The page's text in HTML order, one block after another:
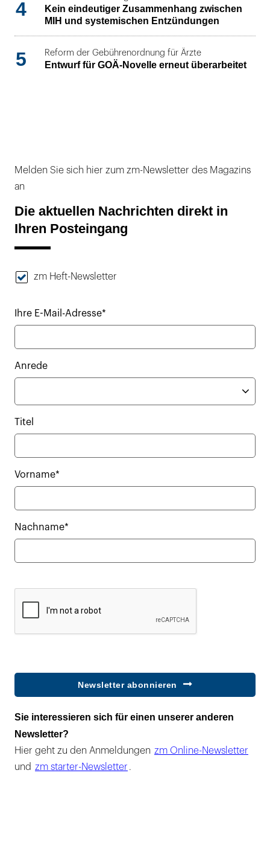
4
Kein eindeutiger Zusammenhang zwischen
MIH und systemischen Entzündungen
5 Reform der Gebührenordnung für Ärzte
Entwurf für GOÄ-Novelle erneut überarbeitet
Melden Sie sich hier zum zm-Newsletter des Magazins
an
Die aktuellen Nachrichten direkt in
Ihren Posteingang
zm Heft-Newsletter
Ihre E-Mail-Adresse*
Anrede
Titel
Vorname*
Nachname*
Newsletter abonnieren
Sie interessieren sich für einen unserer anderen
Newsletter?
Hier geht zu den Anmeldungen zm Online-Newsletter
und zm starter-Newsletter .